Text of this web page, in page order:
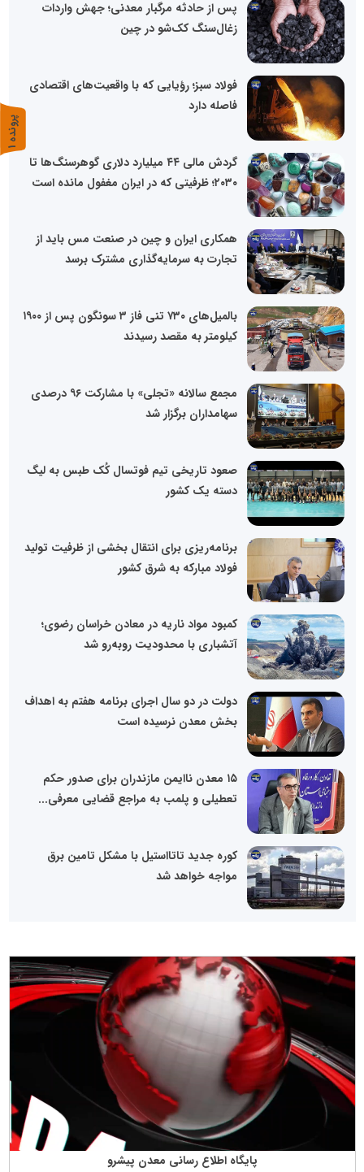
پس از حادثه مرگبار معدنی؛ جهش واردات
زغال‌سنگ کک‌شو در چین
فولاد سبز؛ رؤیایی که با واقعیت‌های اقتصادی
فاصله دارد
گردش مالی ۴۴ میلیارد دلاری گوهرسنگ‌ها تا
۲۰۳۰؛ ظرفیتی که در ایران مغفول مانده است
همکاری ایران و چین در صنعت مس باید از
تجارت به سرمایه‌گذاری مشترک برسد
بالمیل‌های ۷۳۰ تنی فاز ۳ سونگون پس از ۱۹۰۰
کیلومتر به مقصد رسیدند
مجمع سالانه «تجلی» با مشارکت ۹۶ درصدی
سهامداران برگزار شد
صعود تاریخی تیم فوتسال کُک طبس به لیگ
دسته یک کشور
برنامه‌ریزی برای انتقال بخشی از ظرفیت تولید
فولاد مبارکه به شرق کشور
کمبود مواد ناریه در معادن خراسان رضوی؛
آتشباری با محدودیت روبه‌رو شد
دولت در دو سال اجرای برنامه هفتم به اهداف
بخش معدن نرسیده است
۱۵ معدن ناایمن مازندران برای صدور حکم
تعطیلی و پلمب به مراجع قضایی معرفی...
کوره جدید تاتااستیل با مشکل تامین برق
مواجه خواهد شد
پایگاه اطلاع رسانی معدن پیشرو
پ
ر
و
ن
د
ه
1